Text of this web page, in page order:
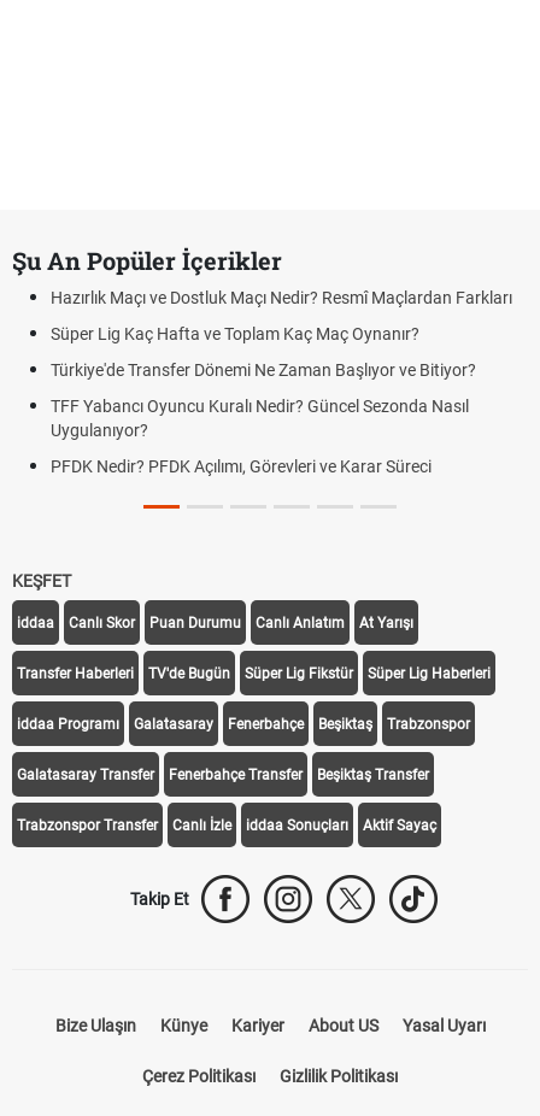
Şu An Popüler İçerikler
Hazırlık Maçı ve Dostluk Maçı Nedir? Resmî Maçlardan Farkları
Süper Lig Kaç Hafta ve Toplam Kaç Maç Oynanır?
Türkiye'de Transfer Dönemi Ne Zaman Başlıyor ve Bitiyor?
TFF Yabancı Oyuncu Kuralı Nedir? Güncel Sezonda Nasıl
Uygulanıyor?
PFDK Nedir? PFDK Açılımı, Görevleri ve Karar Süreci
KEŞFET
iddaa Canlı Skor Puan Durumu Canlı Anlatım At Yarışı
Transfer Haberleri TV'de Bugün Süper Lig Fikstür Süper Lig Haberleri
iddaa Programı Galatasaray Fenerbahçe Beşiktaş Trabzonspor
Galatasaray Transfer Fenerbahçe Transfer Beşiktaş Transfer
Trabzonspor Transfer Canlı İzle iddaa Sonuçları Aktif Sayaç
Takip Et
Bize Ulaşın Künye Kariyer About US Yasal Uyarı
Çerez Politikası Gizlilik Politikası